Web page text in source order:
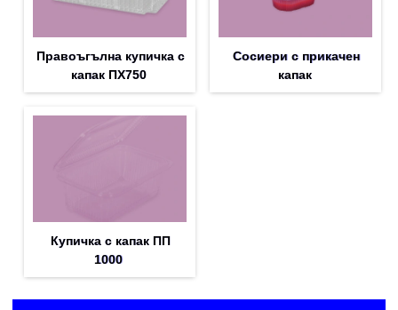
Правоъгълна купичка с
капак ПX750
Сосиери с прикачен
капак
Купичка с капак ПП
1000